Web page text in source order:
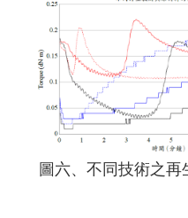
圖六、不同技術之